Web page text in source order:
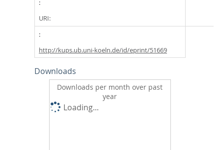
URI:
http://kups.ub.uni-koeln.de/id/eprint/51669
Downloads
Downloads per month over past
year
Loading...